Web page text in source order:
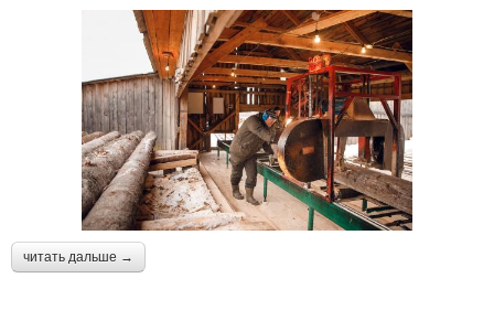
читать дальше →